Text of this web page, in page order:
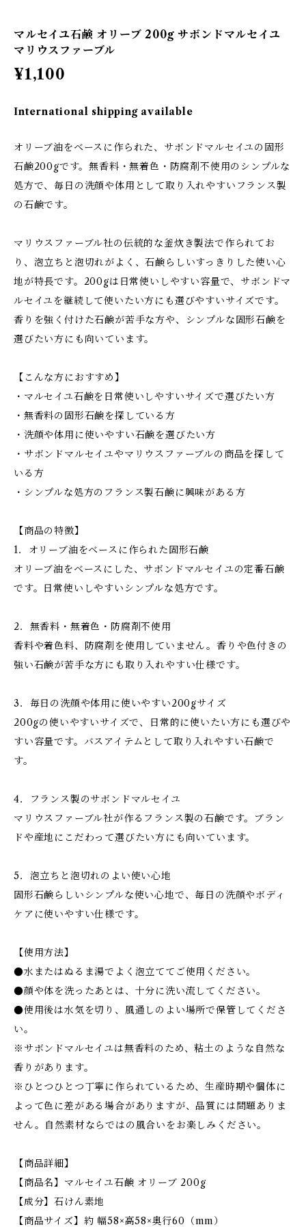
マルセイユ石鹸 オリーブ 200g サボンドマルセイユ
マリウスファーブル
¥1,100
International shipping available
オリーブ油をベースに作られた、サボンドマルセイユの固形
石鹸200gです。無香料・無着色・防腐剤不使用のシンプルな
処方で、毎日の洗顔や体用として取り入れやすいフランス製
の石鹸です。
マリウスファーブル社の伝統的な釜炊き製法で作られてお
り、泡立ちと泡切れがよく、石鹸らしいすっきりした使い心
地が特長です。200gは日常使いしやすい容量で、サボンドマ
ルセイユを継続して使いたい方にも選びやすいサイズです。
香りを強く付けた石鹸が苦手な方や、シンプルな固形石鹸を
選びたい方にも向いています。
【こんな方におすすめ】
・マルセイユ石鹸を日常使いしやすいサイズで選びたい方
・無香料の固形石鹸を探している方
・洗顔や体用に使いやすい石鹸を選びたい方
・サボンドマルセイユやマリウスファーブルの商品を探して
いる方
・シンプルな処方のフランス製石鹸に興味がある方
【商品の特徴】
1．オリーブ油をベースに作られた固形石鹸
オリーブ油をベースにした、サボンドマルセイユの定番石鹸
です。日常使いしやすいシンプルな処方です。
2．無香料・無着色・防腐剤不使用
香料や着色料、防腐剤を使用していません。香りや色付きの
強い石鹸が苦手な方にも取り入れやすい仕様です。
3．毎日の洗顔や体用に使いやすい200gサイズ
200gの使いやすいサイズで、日常的に使いたい方にも選びや
すい容量です。バスアイテムとして取り入れやすい石鹸で
す。
4．フランス製のサボンドマルセイユ
マリウスファーブル社が作るフランス製の石鹸です。ブラン
ドや産地にこだわって選びたい方にも向いています。
5．泡立ちと泡切れのよい使い心地
固形石鹸らしいシンプルな使い心地で、毎日の洗顔やボディ
ケアに使いやすい仕様です。
【使用方法】
●水またはぬるま湯でよく泡立ててご使用ください。
●顔や体を洗ったあとは、十分に洗い流してください。
●使用後は水気を切り、風通しのよい場所で保管してくださ
い。
※サボンドマルセイユは無香料のため、粘土のような自然な
香りがあります。
※ひとつひとつ丁寧に作られているため、生産時期や個体に
よって色に差がある場合がありますが、品質には問題ありま
せん。自然素材ならではの風合いをお楽しみください。
【商品詳細】
【商品名】マルセイユ石鹸 オリーブ 200g
【成分】石けん素地
【商品サイズ】約 幅58×高58×奥行60（mm）